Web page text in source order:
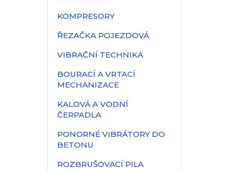
KOMPRESORY
ŘEZAČKA POJEZDOVÁ
VIBRAČNÍ TECHNIKA
BOURACÍ A VRTACÍ
MECHANIZACE
KALOVÁ A VODNÍ
ČERPADLA
PONORNÉ VIBRÁTORY DO
BETONU
ROZBRUŠOVACÍ PILA